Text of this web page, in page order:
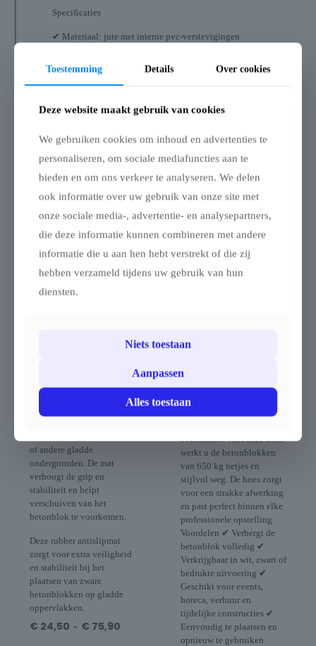
Specificaties
✔ Materiaal: jute met interne pvc-verstevigingen
✔ Uitsparing aan zijkant voor heftrucklepels
✔ Uitsparing bovenaan voor bevestigingsoog
✔ Afgewerkte randen met verstevigde boord
Deze jute hoes biedt een duurzame bescherming en zorgt
Zo worden betonblokken niet alleen functioneel, maar ook
een visueel onderdeel van uw opstelling.
Aanvullende informatie
Deze rubberen antislipmat
is een praktische oplossing
of andere gladde
ondergronden. De mat
verhoogt de grip en
stabiliteit en helpt
verschuiven van het
betonblok te voorkomen.
Deze rubber antislipmat
zorgt voor extra veiligheid
en stabiliteit bij het
plaatsen van zware
betonblokken op gladde
oppervlakken.
€ 24,50 - € 75,90
betonblok 650 kg
kg
Wilt u de grijzige
uitstraling van
evenement? Met deze hoes
werkt u de betonblokken
van 650 kg netjes en
stijlvol weg. De hoes zorgt
voor een strakke afwerking
en past perfect binnen elke
professionele opstelling.
Voordelen ✔ Verbergt de
betonblok volledig ✔
Verkrijgbaar in wit, zwart of
bedrukte uitvoering ✔
Geschikt voor events,
horeca, verhuur en
tijdelijke constructies ✔
Eenvoudig te plaatsen en
opnieuw te gebruiken
Toestemming Details Over cookies
Deze website maakt gebruik van cookies
We gebruiken cookies om inhoud en advertenties te
personaliseren, om sociale mediafuncties aan te
bieden en om ons verkeer te analyseren. We delen
ook informatie over uw gebruik van onze site met
onze sociale media-, advertentie- en analysepartners,
die deze informatie kunnen combineren met andere
informatie die u aan hen hebt verstrekt of die zij
hebben verzameld tijdens uw gebruik van hun
diensten.
Niets toestaan
Aanpassen
Alles toestaan